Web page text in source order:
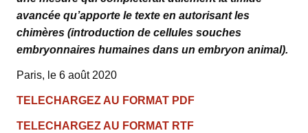
avancée qu’apporte le texte en autorisant les
chimères (introduction de cellules souches
embryonnaires humaines dans un embryon animal).
Paris, le 6 août 2020
TELECHARGEZ AU FORMAT PDF
TELECHARGEZ AU FORMAT RTF